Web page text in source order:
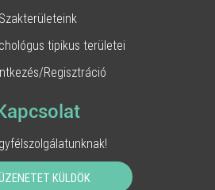
Szakterületeink
tipikus területei
Regisztráció
KÜLDÖK